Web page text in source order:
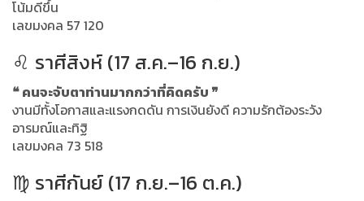
โน้มดีขึ้น
เลขมงคล 57 120
♌ ราศีสิงห์ (17 ส.ค.–16 ก.ย.)
❝ คนจะจับตาท่านมากกว่าที่คิดครับ ❞
งานมีทั้งโอกาสและแรงกดดัน การเงินยังดี ความรักต้องระวัง
อารมณ์และทิฐิ
เลขมงคล 73 518
♍ ราศีกันย์ (17 ก.ย.–16 ต.ค.)